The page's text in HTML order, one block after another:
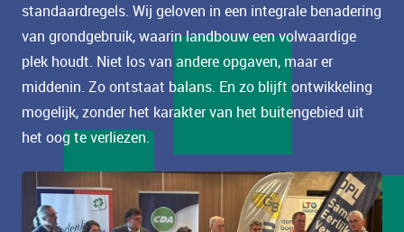
standaardregels. Wij geloven in een integrale benadering
van grondgebruik, waarin landbouw een volwaardige
plek houdt. Niet los van andere opgaven, maar er
middenin. Zo ontstaat balans. En zo blijft ontwikkeling
mogelijk, zonder het karakter van het buitengebied uit
het oog te verliezen.